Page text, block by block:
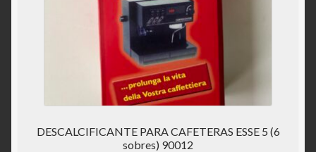
DESCALCIFICANTE PARA CAFETERAS ESSE 5 (6
sobres) 90012